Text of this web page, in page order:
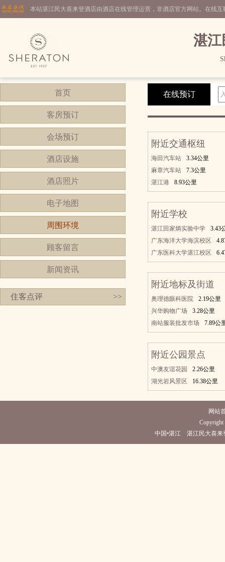
本站湛江民大喜来登酒店由酒店在线管理运营，非酒店官方网站。在线
湛江
首页
客房预订
会场预订
酒店设施
酒店照片
电子地图
周围环境
顾客留言
新闻资讯
住客点评 >>
在线预订
附近交通枢纽
海田汽车站
3.34公里
麻章汽车站
7.3公里
湛江港
8.93公里
附近学校
湛江田家炳实验中学
3.43
广东海洋大学海滨校区
广东医科大学湛江校区
附近地标及街道
奥理德眼科医院
2.19公里
兴华购物广场
3.28公里
南站服装批发市场
7.89公
附近公园景点
中澳友谊花园
2.26公里
湖光岩风景区
16.38公里
网站
Copyright
中国•湛江 湛江民大喜来